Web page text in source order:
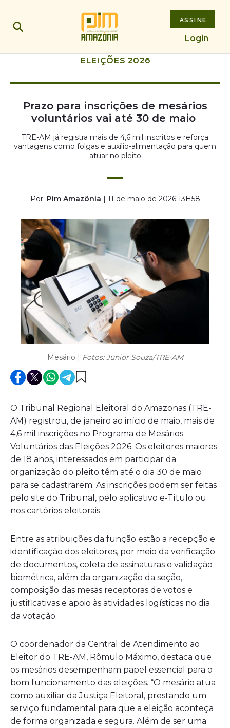
ASSINE
Login
ELEIÇÕES 2026
Prazo para inscrições de mesários
voluntários vai até 30 de maio
TRE-AM já registra mais de 4,6 mil inscritos e reforça
vantagens como folgas e auxílio-alimentação para quem
atuar no pleito
Por: Pim Amazônia | 11 de maio de 2026 13H58
Mesário | Fotos: Júnior Souza/TRE-AM
O Tribunal Regional Eleitoral do Amazonas (TRE-
AM) registrou, de janeiro ao início de maio, mais de
4,6 mil inscrições no Programa de Mesários
Voluntários das Eleições 2026. Os eleitores maiores
de 18 anos, interessados em participar da
organização do pleito têm até o dia 30 de maio
para se cadastrarem. As inscrições podem ser feitas
pelo site do Tribunal, pelo aplicativo e-Título ou
nos cartórios eleitorais.
Entre as atribuições da função estão a recepção e
identificação dos eleitores, por meio da verificação
de documentos, coleta de assinaturas e validação
biométrica, além da organização da seção,
composição das mesas receptoras de votos e
justificativas e apoio às atividades logísticas no dia
da votação.
O coordenador da Central de Atendimento ao
Eleitor do TRE-AM, Rômulo Máximo, destaca que
os mesários desempenham papel essencial para o
bom funcionamento das eleições. “O mesário atua
como auxiliar da Justiça Eleitoral, prestando um
serviço fundamental para que a eleição aconteça
de forma organizada e segura. Além de ser uma